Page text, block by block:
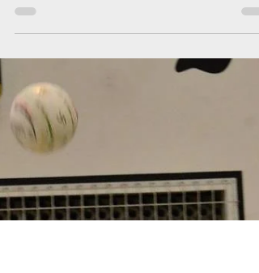
gegen Tabellenspitze ASKÖ Laakirchen...